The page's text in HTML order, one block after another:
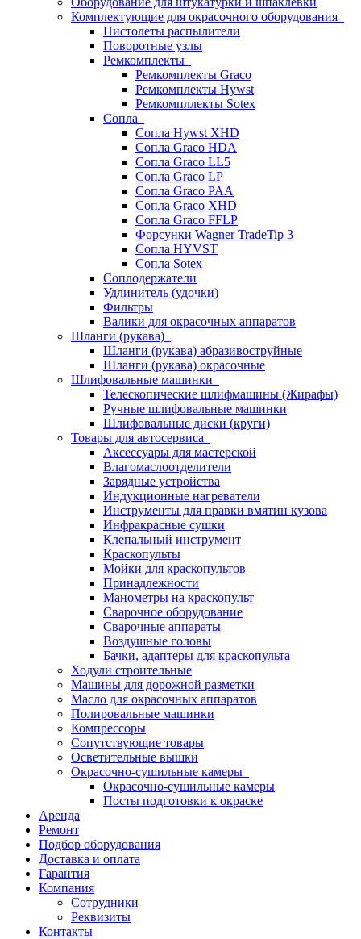
Комплектующие для окрасочного оборудования
Пистолеты распылители
Поворотные узлы
Ремкомплекты
Ремкомплекты Graco
Ремкомплекты Hywst
Ремкомпллекты Sotex
Сопла
Сопла Hywst XHD
Сопла Graco HDA
Сопла Graco LL5
Сопла Graco LP
Сопла Graco PAA
Сопла Graco XHD
Сопла Graco FFLP
Форсунки Wagner TradeTip 3
Сопла HYVST
Сопла Sotex
Соплодержатели
Удлинитель (удочки)
Фильтры
Валики для окрасочных аппаратов
Шланги (рукава)
Шланги (рукава) абразивоструйные
Шланги (рукава) окрасочные
Шлифовальные машинки
Телескопические шлифмашины (Жирафы)
Ручные шлифовальные машинки
Шлифовальные диски (круги)
Товары для автосервиса
Аксессуары для мастерской
Влагомаслоотделители
Зарядные устройства
Индукционные нагреватели
Инструменты для правки вмятин кузова
Инфракрасные сушки
Клепальный инструмент
Краскопульты
Мойки для краскопультов
Принадлежности
Манометры на краскопульт
Сварочное оборудование
Сварочные аппараты
Воздушные головы
Бачки, адаптеры для краскопульта
Ходули строительные
Машины для дорожной разметки
Масло для окрасочных аппаратов
Полировальные машинки
Компрессоры
Сопутствующие товары
Осветительные вышки
Окрасочно-сушильные камеры
Окрасочно-сушильные камеры
Посты подготовки к окраске
Аренда
Ремонт
Подбор оборудования
Доставка и оплата
Гарантия
Компания
Сотрудники
Реквизиты
Контакты